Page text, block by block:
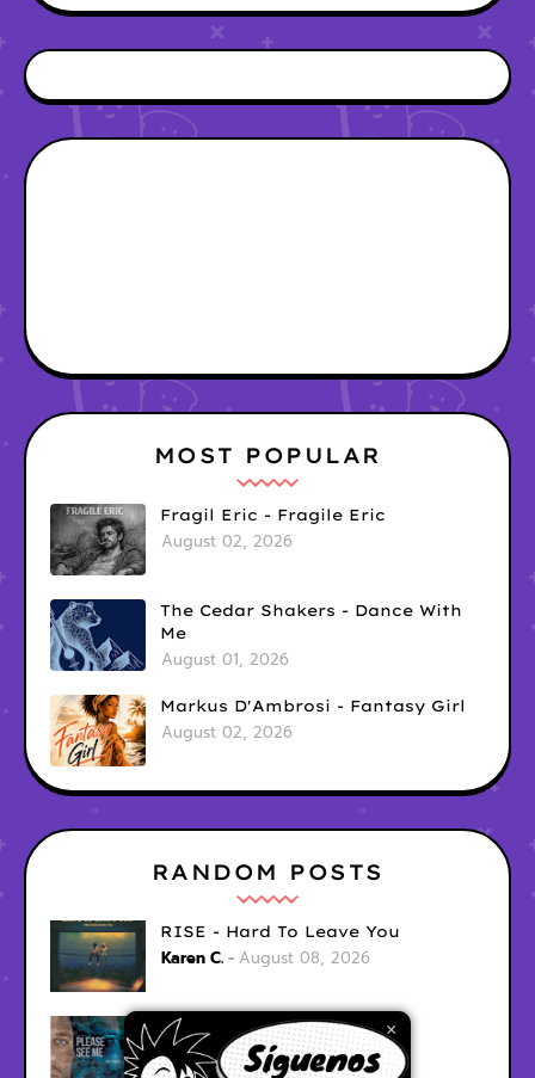
×
MOST POPULAR
Fragil Eric - Fragile Eric
August 02, 2026
The Cedar Shakers - Dance With
Me
August 01, 2026
Markus D'Ambrosi - Fantasy Girl
August 02, 2026
RANDOM POSTS
RISE - Hard To Leave You
Karen C. August 08, 2026
Ari Fraser - Let Her Go
Karen C. August 08, 2026